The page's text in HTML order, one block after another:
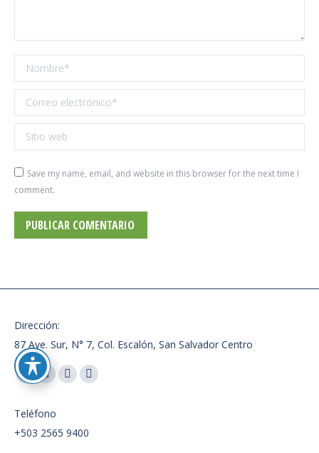
Nombre *
Correo electrónico *
Sitio web
Save my name, email, and website in this browser for the next time I
comment.
PUBLICAR COMENTARIO
Dirección:
87 Ave. Sur, N° 7, Col. Escalón, San Salvador Centro
Encuéntranos en:
Facebook
opens
in
X
opens
in
Instagram
in
Whatsapp
in
Teléfono
+503 2565 9400